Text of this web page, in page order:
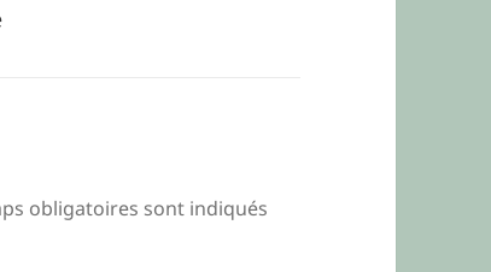
obligatoires sont indiqués